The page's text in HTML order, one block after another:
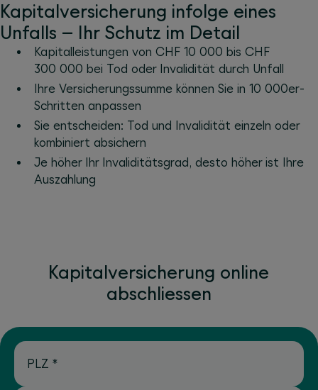
Kapitalversicherung infolge eines
Unfalls – Ihr Schutz im Detail
Kapitalleistungen von CHF 10 000 bis CHF
300 000 bei Tod oder Invalidität durch Unfall
Ihre Versicherungssumme können Sie in 10 000er-
Schritten anpassen
Sie entscheiden: Tod und Invalidität einzeln oder
kombiniert absichern
Je höher Ihr Invaliditätsgrad, desto höher ist Ihre
Auszahlung
Kapitalversicherung online
abschliessen
PLZ *